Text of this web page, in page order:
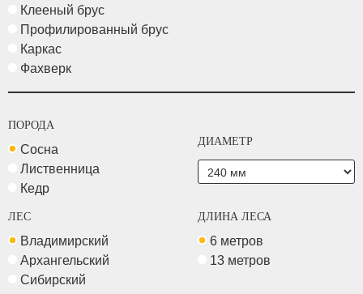
Клееный брус
Профилированный брус
Каркас
Фахверк
ПОРОДА
Сосна
Лиственница
Кедр
ДИАМЕТР
ЛЕС
Владимирский
Архангельский
Сибирский
ДЛИНА ЛЕСА
6 метров
13 метров